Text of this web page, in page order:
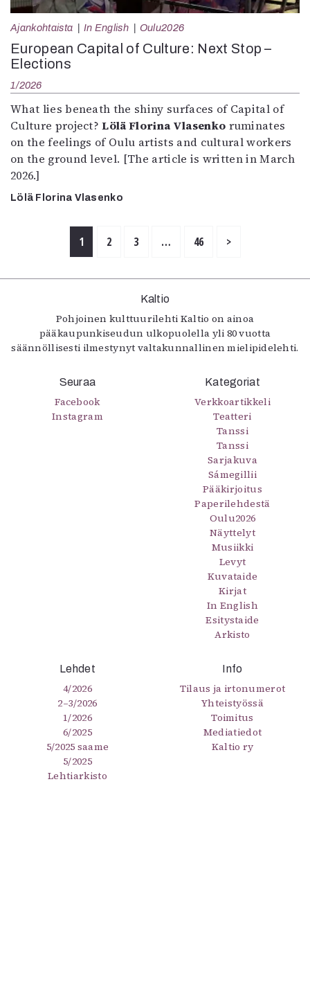
Ajankohtaista In English Oulu2026
European Capital of Culture: Next Stop –
Elections
1/2026
What lies beneath the shiny surfaces of Capital of
Culture project?Lölä Florina Vlasenko ruminates
on the feelings of Oulu artists and cultural workers
on the ground level. [The article is written in March
2026.]
Lölä Florina Vlasenko
1 2 3 … 46 >
Kaltio
Pohjoinen kulttuurilehti Kaltio on ainoa
pääkaupunkiseudun ulkopuolella yli 80 vuotta
säännöllisesti ilmestynyt valtakunnallinen mielipidelehti.
Seuraa
Facebook
Instagram
Kategoriat
Verkkoartikkeli
Teatteri
Tanssi
Tanssi
Sarjakuva
Sámegillii
Pääkirjoitus
Paperilehdestä
Oulu2026
Näyttelyt
Musiikki
Levyt
Kuvataide
Kirjat
In English
Esitystaide
Arkisto
Lehdet
4/2026
2–3/2026
1/2026
6/2025
5/2025 saame
5/2025
Lehtiarkisto
Info
Tilaus ja irtonumerot
Yhteistyössä
Toimitus
Mediatiedot
Kaltio ry